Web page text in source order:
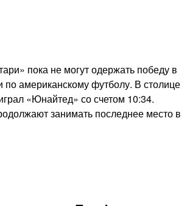
пока не могут одержать победу в
по американскому футболу. В столице
«Юнайтед» со счетом 10:34.
занимать последнее место в